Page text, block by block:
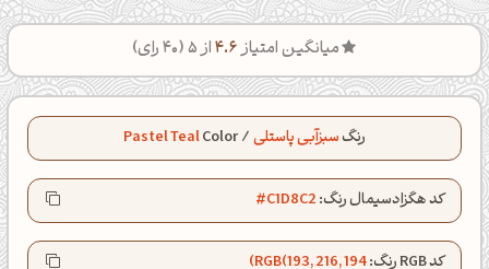
میانگین امتیاز4.6از 5 ( 40رای)
رنگسبزآبی پاستلی/
Color
Pastel Teal
کد هگزادسیمال رنگ:#C1D8C2
کد RGB رنگ: RGB(193, 216, 194)